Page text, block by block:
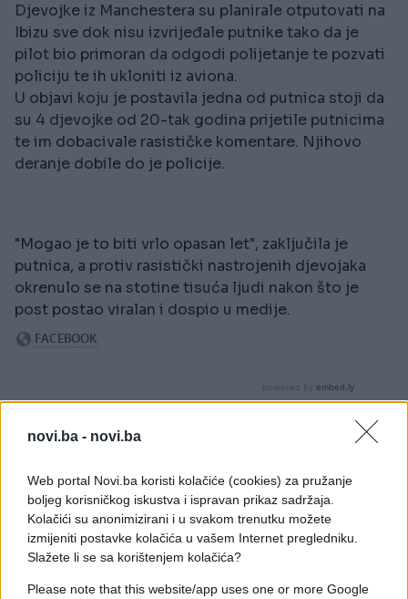
novi.ba - novi.ba
Web portal Novi.ba koristi kolačiće (cookies) za pružanje
boljeg korisničkog iskustva i ispravan prikaz sadržaja.
Kolačići su anonimizirani i u svakom trenutku možete
izmijeniti postavke kolačića u vašem Internet pregledniku.
Slažete li se sa korištenjem kolačića?
Please note that this website/app uses one or more Google
Djevojke iz Manchestera su planirale otputovati na
Ibizu sve dok nisu izvrijeđale putnike tako da je
pilot bio primoran da odgodi polijetanje te pozvati
policiju te ih ukloniti iz aviona.
U objavi koju je postavila jedna od putnica stoji da
su 4 djevojke od 20-tak godina prijetile putnicima
te im dobacivale rasističke komentare. Njihovo
deranje dobile do je policije.
"Mogao je to biti vrlo opasan let", zaključila je
putnica, a protiv rasistički nastrojenih djevojaka
okrenulo se na stotine tisuća ljudi nakon što je
post postao viralan i dospio u medije.